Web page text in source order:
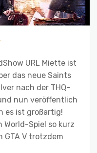
URL Miette ist
das neue Saints
nach der THQ-
nun veröffentlich
es ist großartig!
World-Spiel so kurz
GTA V trotzdem